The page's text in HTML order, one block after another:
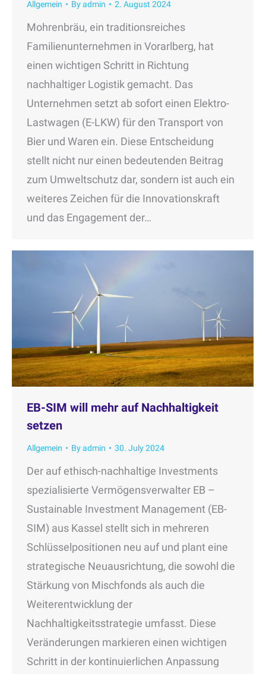
Allgemein Byadmin 2. August 2024
Mohrenbräu, ein traditionsreiches
Familienunternehmen in Vorarlberg, hat
einen wichtigen Schritt in Richtung
nachhaltiger Logistik gemacht. Das
Unternehmen setzt ab sofort einen Elektro-
Lastwagen (E-LKW) für den Transport von
Bier und Waren ein. Diese Entscheidung
stellt nicht nur einen bedeutenden Beitrag
zum Umweltschutz dar, sondern ist auch ein
weiteres Zeichen für die Innovationskraft
und das Engagement der…
EB-SIM will mehr auf Nachhaltigkeit
setzen
Allgemein Byadmin 30. July 2024
Der auf ethisch-nachhaltige Investments
spezialisierte Vermögensverwalter EB –
Sustainable Investment Management (EB-
SIM) aus Kassel stellt sich in mehreren
Schlüsselpositionen neu auf und plant eine
strategische Neuausrichtung, die sowohl die
Stärkung von Mischfonds als auch die
Weiterentwicklung der
Nachhaltigkeitsstrategie umfasst. Diese
Veränderungen markieren einen wichtigen
Schritt in der kontinuierlichen Anpassung